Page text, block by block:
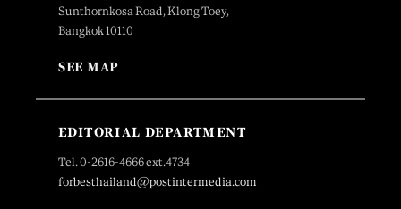
Sunthornkosa Road, Klong Toey,
Bangkok 10110
SEE MAP
EDITORIAL DEPARTMENT
Tel. 0-2616-4666 ext.4734
forbesthailand@postintermedia.com